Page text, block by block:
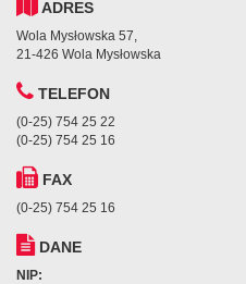
ADRES
Wola Mysłowska 57,
21-426 Wola Mysłowska
TELEFON
(0-25) 754 25 22
(0-25) 754 25 16
FAX
(0-25) 754 25 16
DANE
NIP: